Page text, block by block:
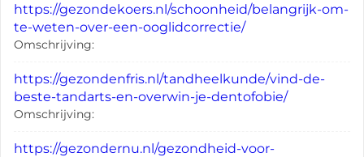
https://gezondekoers.nl/schoonheid/belangrijk-om-
te-weten-over-een-ooglidcorrectie/
Omschrijving:
https://gezondenfris.nl/tandheelkunde/vind-de-
beste-tandarts-en-overwin-je-dentofobie/
Omschrijving:
https://gezondernu.nl/gezondheid-voor-